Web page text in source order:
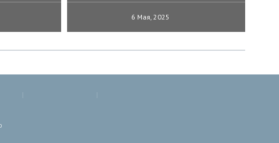
6 Мая, 2025